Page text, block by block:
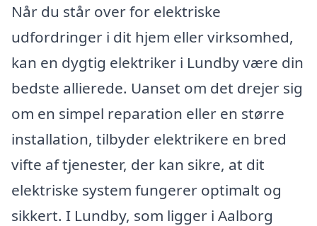
Når du står over for elektriske
udfordringer i dit hjem eller virksomhed,
kan en dygtig elektriker i Lundby være din
bedste allierede. Uanset om det drejer sig
om en simpel reparation eller en større
installation, tilbyder elektrikere en bred
vifte af tjenester, der kan sikre, at dit
elektriske system fungerer optimalt og
sikkert. I Lundby, som ligger i Aalborg